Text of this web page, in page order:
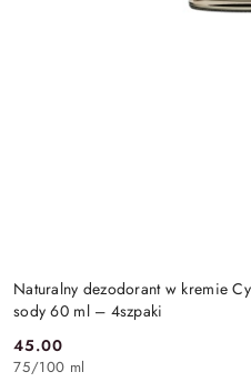
Naturalny dezodorant w kremie
sody 60 ml – 4szpaki
Cena:
45.00
75/100 ml